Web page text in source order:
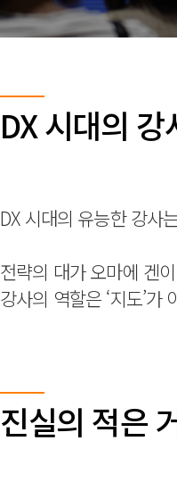
DX 시대의
DX 시대의 유능한 강사
전략의 대가 오마에 겐
강사의 역할은 ‘지도’
진실의 적은